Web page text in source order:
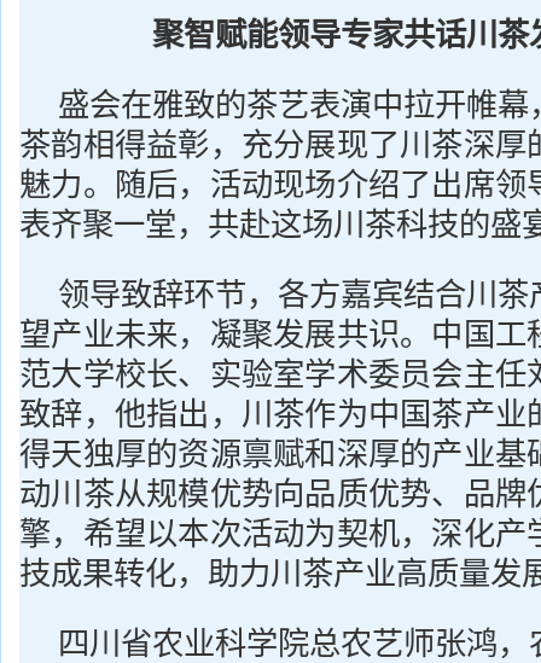
聚智赋能领导专家共话川茶
盛会在雅致的茶艺表演中拉开帷
茶韵相得益彰，充分展现了川茶深厚
魅力。随后，活动现场介绍了出席领
表齐聚一堂，共赴这场川茶科技的盛
领导致辞环节，各方嘉宾结合川
望产业未来，凝聚发展共识。中国工
范大学校长、实验室学术委员会主任
致辞，他指出，川茶作为中国茶产业
得天独厚的资源禀赋和深厚的产业基
动川茶从规模优势向品质优势、品牌
擎，希望以本次活动为契机，深化产
技成果转化，助力川茶产业高质量发
四川省农业科学院总农艺师张鸿